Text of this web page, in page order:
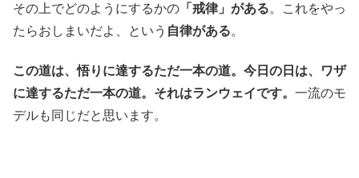
その上でどのようにするかの 「戒律」がある。これをやっ
たらおしまいだよ、という 自律がある。
この道は、悟りに達するただ一本の道。今日の日は、ワザ
に達するただ一本の道。それはランウェイです。 一流のモ
デルも同じだと思います。